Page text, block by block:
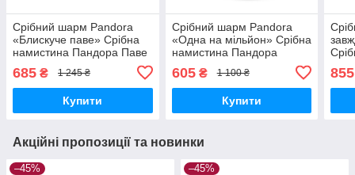
Срібний шарм Pandora
«Блискуче паве» Срібна
намистина Пандора Паве
792630C01
685 ₴ 1 245 ₴
Купити
Срібний шарм Pandora
«Одна на мільйон» Срібна
намистина Пандора
Снігова куля 792369C01
605₴ 1 100 ₴
Купити
Я
855
Акційні пропозиції та новинки
–45% –45%